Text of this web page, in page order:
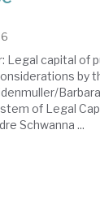
capital of
by
of Legal
Schwanna ...